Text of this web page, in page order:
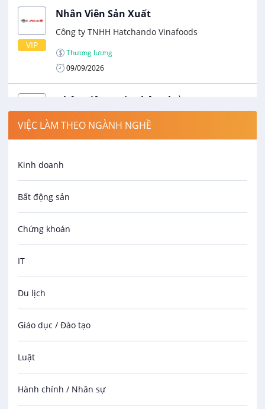
VIP
Nhân Viên Sản Xuất
Công ty TNHH Hatchando Vinafoods
Thương lượng
09/09/2026
VIP
Nhân Viên Xuất Nhập Khẩu
Công ty TNHH Hatchando Vinafoods
Thương lượng
VIỆC LÀM THEO NGÀNH NGHỀ
Kinh doanh
Bất động sản
Chứng khoán
IT
Du lịch
Giáo dục / Đào tạo
Luật
Hành chính / Nhân sự